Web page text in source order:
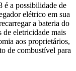
é a possibilidade de
elétrico em sua
a bateria do
de eletricidade mais
aos proprietários,
de combustível para